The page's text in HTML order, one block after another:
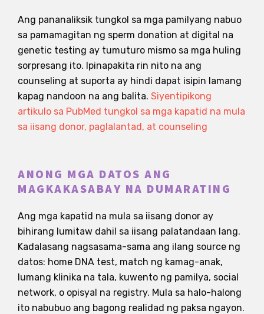
Ang pananaliksik tungkol sa mga pamilyang nabuo
sa pamamagitan ng sperm donation at digital na
genetic testing ay tumuturo mismo sa mga huling
sorpresang ito. Ipinapakita rin nito na ang
counseling at suporta ay hindi dapat isipin lamang
kapag nandoon na ang balita. Siyentipikong
artikulo sa PubMed tungkol sa mga kapatid na mula
sa iisang donor, paglalantad, at counseling
ANONG MGA DATOS ANG
MAGKAKASABAY NA DUMARATING
Ang mga kapatid na mula sa iisang donor ay
bihirang lumitaw dahil sa iisang palatandaan lang.
Kadalasang nagsasama-sama ang ilang source ng
datos: home DNA test, match ng kamag-anak,
lumang klinika na tala, kuwento ng pamilya, social
network, o opisyal na registry. Mula sa halo-halong
ito nabubuo ang bagong realidad ng paksa ngayon.